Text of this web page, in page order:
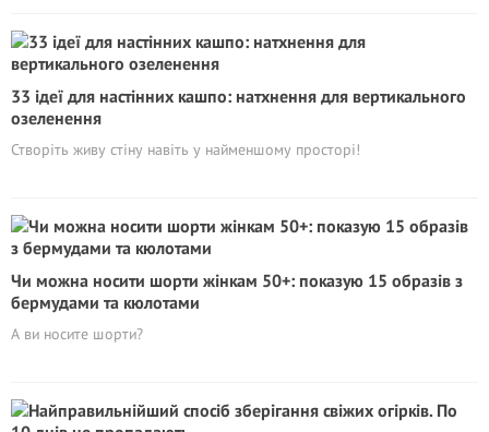
33 ідеї для настінних кашпо: натхнення для вертикального
озеленення
Створіть живу стіну навіть у найменшому просторі!
Чи можна носити шорти жінкам 50+: показую 15 образів з
бермудами та кюлотами
А ви носите шорти?